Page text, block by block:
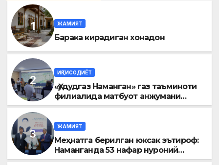
ЖАМИЯТ
Барака кирадиган хонадон
ИҚТИСОДИЁТ
«Ҳудудгаз Наманган» газ таъминоти
филиалида матбуот анжумани
ўтказилди
ЖАМИЯТ
Меҳнатга берилган юксак эътироф:
Наманганда 53 нафар нуроний
«Меҳнат фахрийси» кўкрак нишони